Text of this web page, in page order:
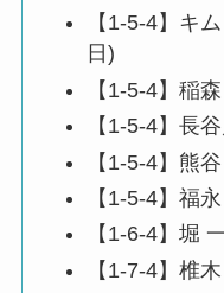
【1-5-4】キ
日)
【1-5-4】稲
【1-5-4】長
【1-5-4】熊
【1-5-4】福
【1-6-4】堀
【1-7-4】椎